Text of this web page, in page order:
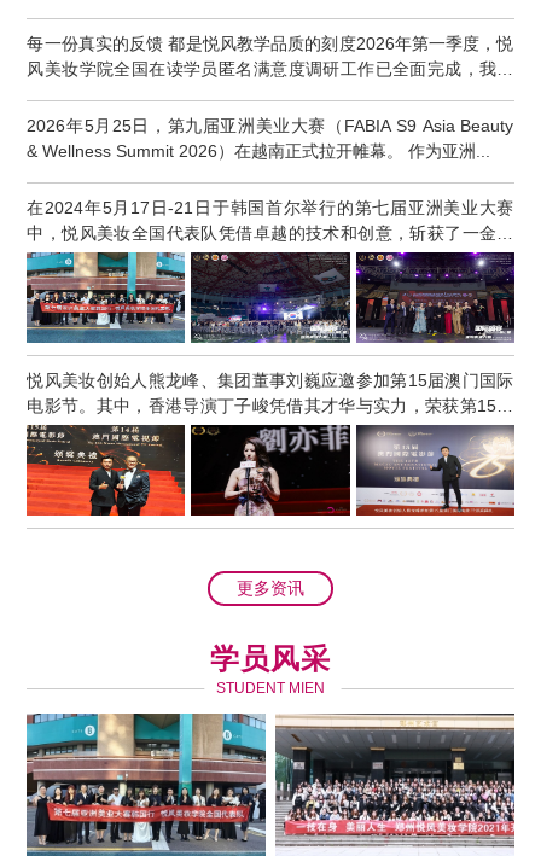
每一份真实的反馈 都是悦风教学品质的刻度2026年第一季度，悦
风美妆学院全国在读学员匿名满意度调研工作已全面完成，我们
2026年5月25日，第九届亚洲美业大赛（FABIA S9 Asia Beauty
& Wellness Summit 2026）在越南正式拉开帷幕。 作为亚洲...
在2024年5月17日-21日于韩国首尔举行的第七届亚洲美业大赛
中，悦风美妆全国代表队凭借卓越的技术和创意，斩获了一金一
银二铜...
悦风美妆创始人熊龙峰、集团董事刘巍应邀参加第15届澳门国际
电影节。其中，香港导演丁子峻凭借其才华与实力，荣获第15届
澳门...
更多资讯
学员风采
STUDENT MIEN